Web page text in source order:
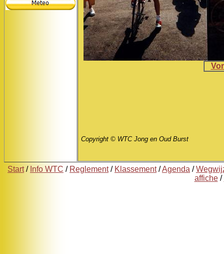
Copyright © WTC Jong en Oud Burst
Start/ Info WTC / Reglement/ Klassement/Agenda /
affiche/